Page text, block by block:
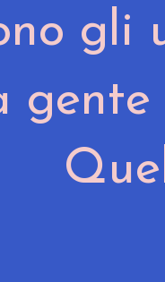
gli
gente